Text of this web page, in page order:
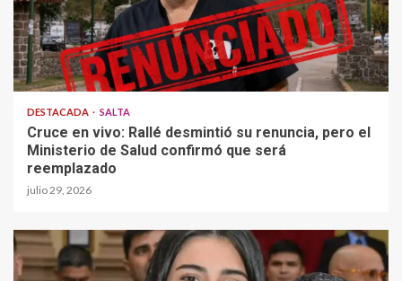
DESTACADA SALTA
Cruce en vivo: Rallé desmintió su renuncia, pero el
Ministerio de Salud confirmó que será
reemplazado
julio 29, 2026